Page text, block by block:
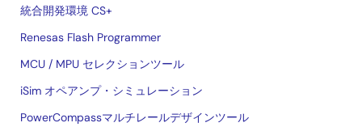
統合開発環境 CS+
Renesas Flash Programmer
MCU / MPU セレクションツール
iSim オペアンプ・シミュレーション
PowerCompassマルチレールデザインツール